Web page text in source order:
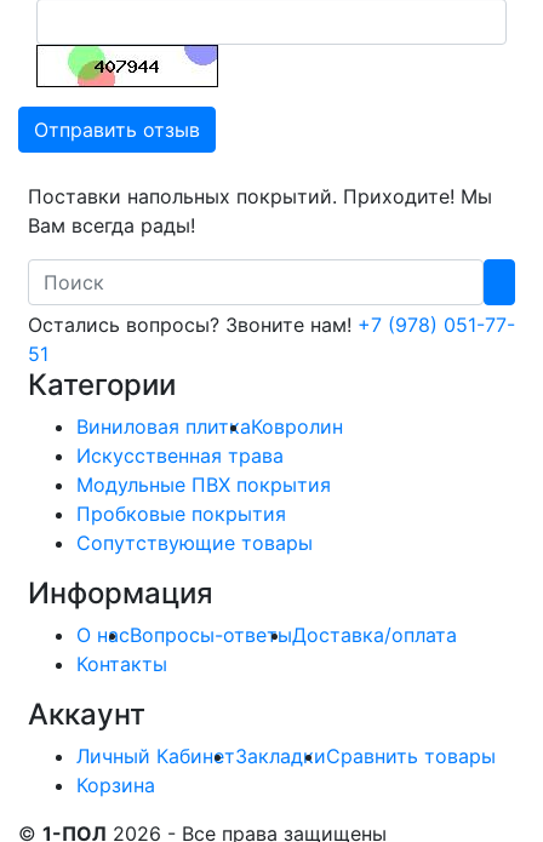
Отправить отзыв
Поставки напольных покрытий. Приходите! Мы
Вам всегда рады!
Search
Остались вопросы? Звоните нам! +7 (978) 051-77-
51
Категории
Виниловая плиткаКовролин
Искусственная трава
Модульные ПВХ покрытия
Пробковые покрытия
Сопутствующие товары
Информация
О насВопросы-ответыДоставка/оплата
Контакты
Аккаунт
Личный КабинетЗакладкиСравнить товары
Корзина
© 1-ПОЛ 2026 - Все права защищены